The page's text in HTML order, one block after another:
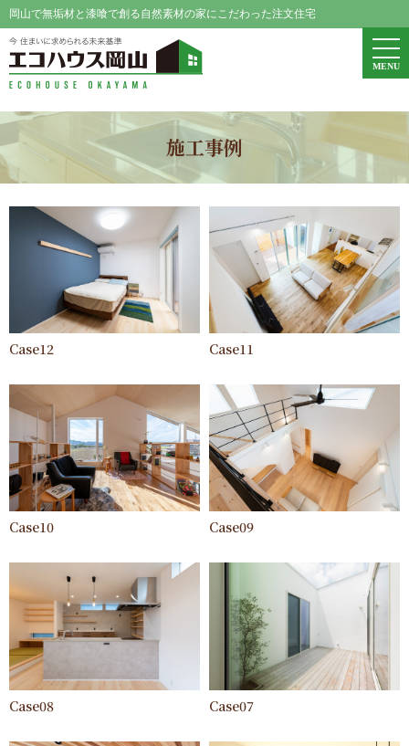
岡山で無垢材と漆喰で創る自然素材の家にこだわった注文住宅
施工事例
Case12 Case11
Case10 Case09
Case08 Case07
MENU